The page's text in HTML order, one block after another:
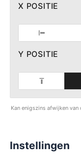
X POSITIE
Y POSITIE
Kan enigszins afwijken
Instellingen